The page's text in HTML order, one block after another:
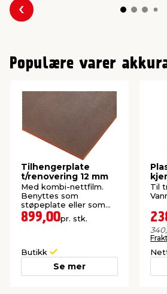
Forrige
Populære varer
Tilhengerplate
t/renovering 12 mm
Med kombi-nettfilm.
Benyttes som
støpeplate eller som
bunnplate til tilhenger.
899,00pr. stk.
Butikk
Se mer
Til